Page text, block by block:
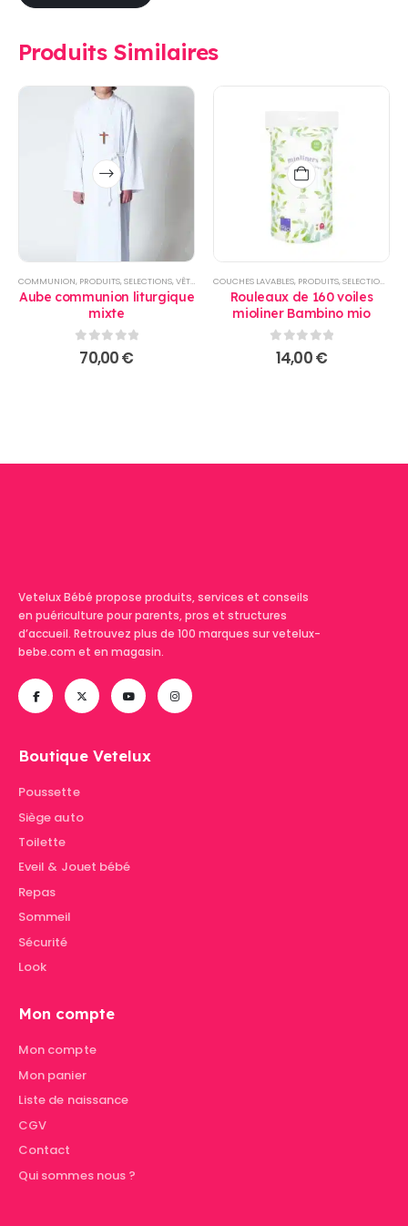
Produits Similaires
Ce
produit
a
plusieurs
Les
options
peuvent
être
choisies
sur
la
COMMUNION, PRODUITS,SELECTIONS,VÊTEMENT ENFANTS
Aube communion liturgique
mixte
0sur 5
70,00€
COUCHES LAVABLES, PRODUITS,SELECTIONS
Rouleaux de 160 voiles
mioliner Bambino mio
0sur 5
14,00€
Vetelux Bébé propose produits, services et conseils
en puériculture pour parents, pros et structures
d’accueil. Retrouvez plus de 100 marques sur vetelux-
bebe.com et en magasin.
Boutique Vetelux
Poussette
Siège auto
Toilette
Eveil & Jouet bébé
Repas
Sommeil
Sécurité
Look
Mon compte
Mon compte
Mon panier
Liste de naissance
CGV
Contact
Qui sommes nous ?